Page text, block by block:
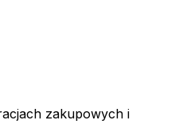
zakupowych i